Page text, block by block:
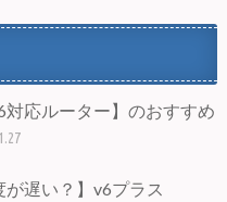
応ルーター】のおすすめ
遅い？】v6プラス